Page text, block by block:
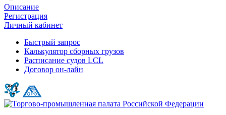
Описание
Регистрация
Личный кабинет
Быстрый запрос
Калькулятор сборных грузов
Расписание судов LCL
Договор он-лайн